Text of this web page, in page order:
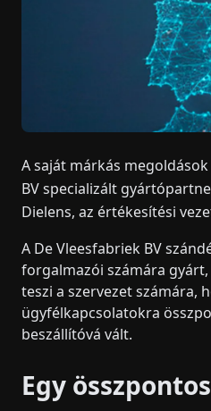
A saját márkás
BV specializált
Dielens, az értékesítési
A De Vleesfabriek BV
forgalmazói számára
teszi a szervezet számára,
ügyfélkapcsolatokra
beszállítóvá vált.
Egy